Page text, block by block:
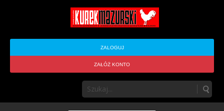
ZALOGUJ
ZAŁÓŻ KONTO